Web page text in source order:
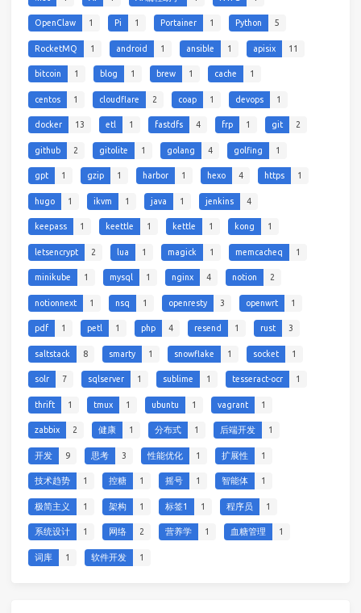
OpenClaw 1 Pi 1 Portainer 1 Python 5
RocketMQ 1 android 1 ansible 1 apisix 11
bitcoin 1 blog 1 brew 1 cache 1
centos 1 cloudflare 2 coap 1 devops 1
docker 13 etl 1 fastdfs 4 frp 1 git 2
github 2 gitolite 1 golang 4 golfing 1
gpt 1 gzip 1 harbor 1 hexo 4 https 1
hugo 1 ikvm 1 java 1 jenkins 4
keepass 1 keettle 1 kettle 1 kong 1
letsencrypt 2 lua 1 magick 1 memcacheq 1
minikube 1 mysql 1 nginx 4 notion 2
notionnext 1 nsq 1 openresty 3 openwrt 1
pdf 1 petl 1 php 4 resend 1 rust 3
saltstack 8 smarty 1 snowflake 1 socket 1
solr 7 sqlserver 1 sublime 1 tesseract-ocr 1
thrift 1 tmux 1 ubuntu 1 vagrant 1
zabbix 2 健康 1 分布式 1 后端开发 1
开发 9 思考 3 性能优化 1 扩展性 1
技术趋势 1 控糖 1 摇号 1 智能体 1
极简主义 1 架构 1 标签1 1 程序员 1
系统设计 1 网络 2 营养学 1 血糖管理 1
词库 1 软件开发 1